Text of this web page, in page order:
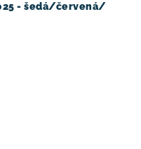
- šedá/červená/